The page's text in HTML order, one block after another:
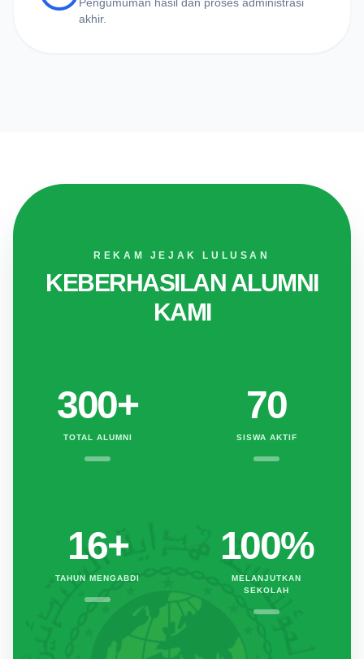
akhir.
REKAM JEJAK LULUSAN
KEBERHASILAN ALUMNI
KAMI
300+
TOTAL ALUMNI
70
SISWA AKTIF
16+
TAHUN MENGABDI
100%
MELANJUTKAN
SEKOLAH